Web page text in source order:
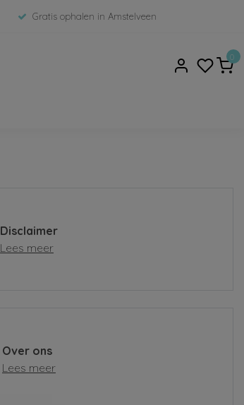
Gratis ophalen in Amstelveen
0
Disclaimer
Lees meer
Over ons
Lees meer